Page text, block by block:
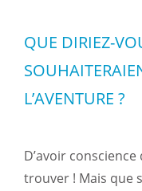
QUE DIRIEZ-
L’AVENTURE ?
D’avoir
trouver ! Mais que